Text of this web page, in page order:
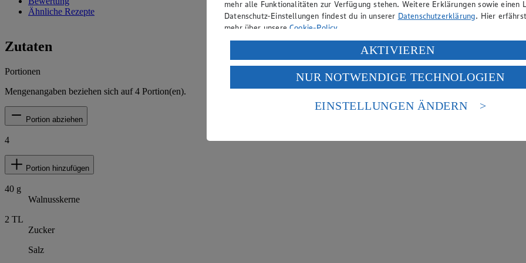
Ähnliche Rezepte
Zutaten
Portionen
Mengenangaben beziehen sich auf4 Portion(en).
Portion abziehen
4
Portion hinzufügen
40 g
Walnusskerne
2 TL
Zucker
Salz
mehr alle Funktionalitäten zur Verfügung stehen. Weitere Erklärungen sowie einen
Datenschutz-Einstellungen findest du in unserer Datenschutzerklärung. Hier
mehr über unsereCookie-Policy.
Verarbeitung deiner personenbezogenen Daten in den USA durch Facebook und
Wenn du auf „Aktivieren“ klickst, willigst du im Sinne des Art. 49 Abs. 1 Satz 1 lit.
ein, dass deine Daten in den USA verarbeitet werden. Der EuGH sieht die USA als
einem nach europäischen Standards nicht angemessenen Datenschutzniveau an. Es
Risiko eines Zugriffs durch US-amerikanische Behörden.
AKTIVIEREN
NUR NOTWENDIGE TECHNOLOGIEN
EINSTELLUNGEN ÄNDERN